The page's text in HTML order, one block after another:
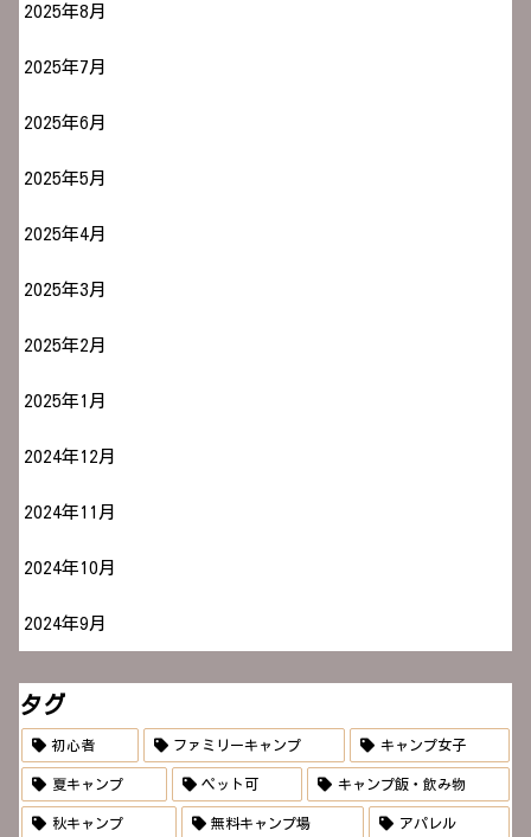
2025年8月
2025年7月
2025年6月
2025年5月
2025年4月
2025年3月
2025年2月
2025年1月
2024年12月
2024年11月
2024年10月
2024年9月
タグ
初心者 ファミリーキャンプ キャンプ女子
夏キャンプ ペット可 キャンプ飯・飲み物
秋キャンプ 無料キャンプ場 アパレル